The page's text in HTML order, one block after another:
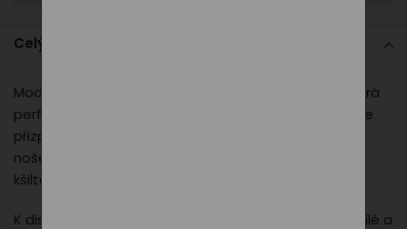
Celý popis
Moderní a nadčasová kšiltovka s rovným kšiltem, která
perfektně doplní váš outfit. Díky technologii
se
přizpůsobí tvaru hlavy a zajistí maximální komfort při
nošení. Výrazná výšivka PXI loga na čele dodává
kšiltovce jedinečný a reprezentativní vzhled.
K dispozici ve třech univerzálních barvách – černé, bílé a